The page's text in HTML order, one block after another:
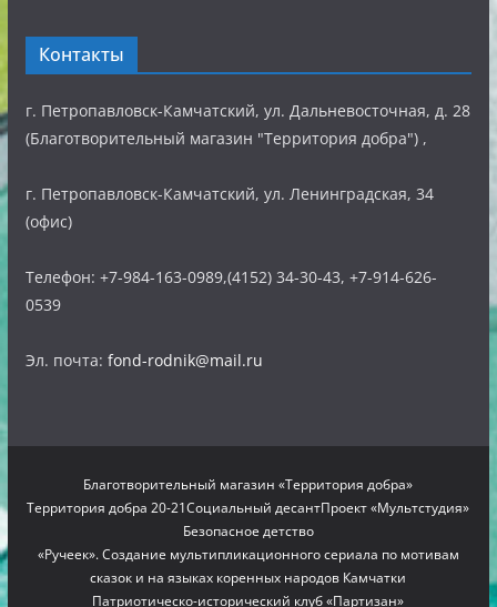
Контакты
г. Петропавловск-Камчатский, ул. Дальневосточная, д. 28
(Благотворительный магазин "Территория добра") ,
г. Петропавловск-Камчатский, ул. Ленинградская, 34
(офис)
Телефон: +7-984-163-0989,(4152) 34-30-43, +7-914-626-
0539
Эл. почта: fond-rodnik@mail.ru
Благотворительный магазин «Территория добра»
Территория добра 20-21Социальный десантПроект «Мультстудия»
Безопасное детство
«Ручеек». Создание мультипликационного сериала по мотивам
сказок и на языках коренных народов Камчатки
Патриотическо-исторический клуб «Партизан»